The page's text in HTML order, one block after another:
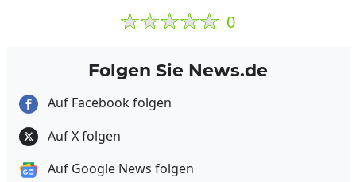
0
Folgen Sie News.de
Auf Facebook folgen
Auf X folgen
Auf Google News folgen